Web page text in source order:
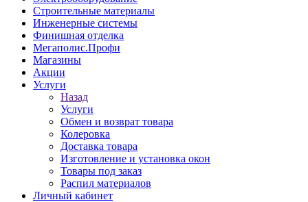
Строительные материалы
Инженерные системы
Финишная отделка
Мегаполис.Профи
Магазины
Акции
Услуги
Назад
Услуги
Обмен и возврат товара
Колеровка
Доставка товара
Изготовление и установка окон
Товары под заказ
Распил материалов
Личный кабинет